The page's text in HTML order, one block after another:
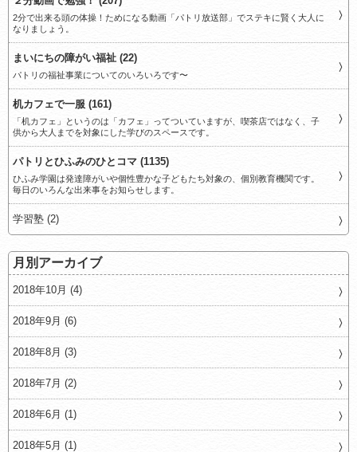
2分で出来る頭の体操！ためになる動画「パトリ放送部」でステキに賢く大人に
なりましょう。
まいにちの障がい福祉 (22)
パトリの福祉事業についてのいろいろです〜
机カフェで一服 (161)
「机カフェ」というのは「カフェ」ってついていますが、喫茶店ではなく、子
供から大人までを対象にした学びのスペースです。
パトリとひふみのひとコマ (1135)
ひふみ学園は発達障がいや個性豊かな子どもたち対象の、個別教育機関です。
毎日のいろんな出来事をお知らせします。
学習塾 (2)
月別アーカイブ
2018年10月 (4)
2018年9月 (6)
2018年8月 (3)
2018年7月 (2)
2018年6月 (1)
2018年5月 (1)